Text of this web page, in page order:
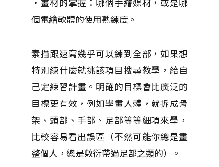
個電繪軟體的使用熟練度。
素描跟速寫幾乎可以練到全部，如果想
特別練什麼就挑該項目搜尋教學，給自
己定練習計畫。明確的目標會比廣泛的
目標更有效，例如學畫人體，就拆成骨
架、頭部、手部、足部等等細項來學，
比較容易看出誤區（不然可能你總是畫
整個人，總是敷衍帶過足部之類的）。